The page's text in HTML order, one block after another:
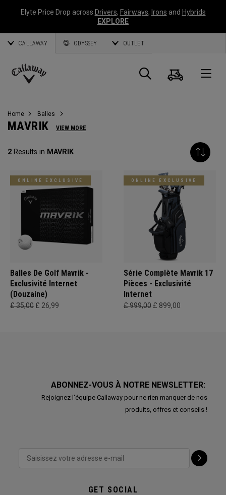
Elyte Price Drop across Drivers, Fairways, Irons and Hybrids
EXPLORE
CALLAWAY ODYSSEY OUTLET
Callaway
Panier
Home Balles
MAVRIK VIEW MORE
2 Results in MAVRIK
ONLINE EXCLUSIVE
Balles De Golf Mavrik -
Exclusivité Internet
(Douzaine)
£ 35,00 £ 26,99
ONLINE EXCLUSIVE
Série Complète Mavrik 17
Pièces - Exclusivité
Internet
£ 999,00 £ 899,00
ABONNEZ-VOUS À NOTRE NEWSLETTER:
Rejoignez l'équipe Callaway pour ne rien manquer de nos
produits, offres et conseils !
GET SOCIAL